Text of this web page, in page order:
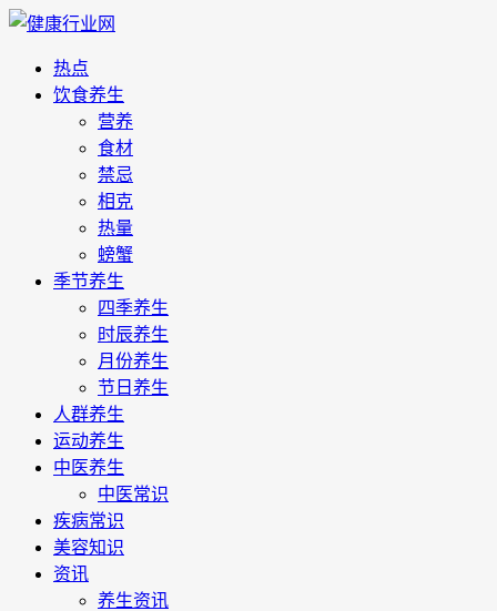
热点
饮食养生
营养
食材
禁忌
相克
热量
螃蟹
季节养生
四季养生
时辰养生
月份养生
节日养生
人群养生
运动养生
中医养生
中医常识
疾病常识
美容知识
资讯
养生资讯